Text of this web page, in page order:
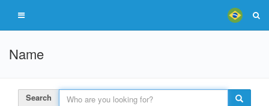
Name
Search